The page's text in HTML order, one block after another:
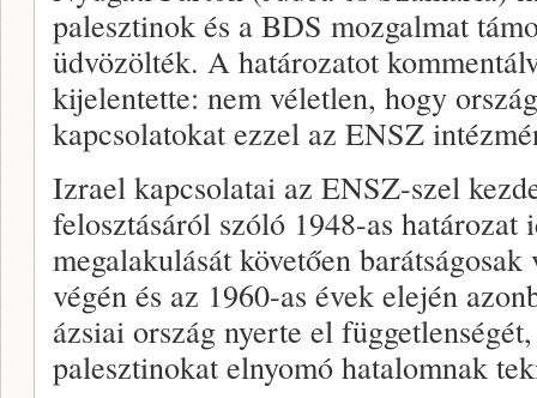
palesztinok és a BDS mozgalmat
üdvözölték. A határozatot
kijelentette: nem véletlen, hogy
kapcsolatokat ezzel az ENSZ
Izrael kapcsolatai az ENSZ-szel
felosztásáról szóló 1948-as határozat
megalakulását követően
végén és az 1960-as évek elején
ázsiai ország nyerte el
palesztinokat elnyomó hatalomnak